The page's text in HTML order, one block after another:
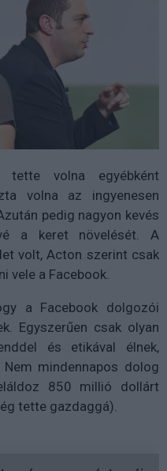
volna egyébként
volna az ingyenesen
pedig nagyon kevés
a keret növelését. A
volt, Acton szerint csak
vele a Facebook.
a Facebook dolgozói
Egyszerűen csak olyan
és etikával élnek,
mindennapos dolog
850 millió dollárt
tette gazdaggá).